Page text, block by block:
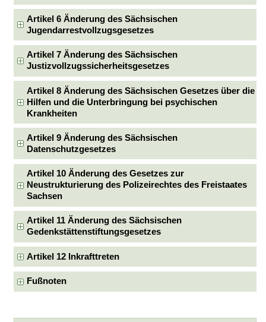
Artikel 6 Änderung des Sächsischen
Jugendarrestvollzugsgesetzes
Artikel 7 Änderung des Sächsischen
Justizvollzugssicherheitsgesetzes
Artikel 8 Änderung des Sächsischen Gesetzes über die
Hilfen und die Unterbringung bei psychischen
Krankheiten
Artikel 9 Änderung des Sächsischen
Datenschutzgesetzes
Artikel 10 Änderung des Gesetzes zur
Neustrukturierung des Polizeirechtes des Freistaates
Sachsen
Artikel 11 Änderung des Sächsischen
Gedenkstättenstiftungsgesetzes
Artikel 12 Inkrafttreten
Fußnoten